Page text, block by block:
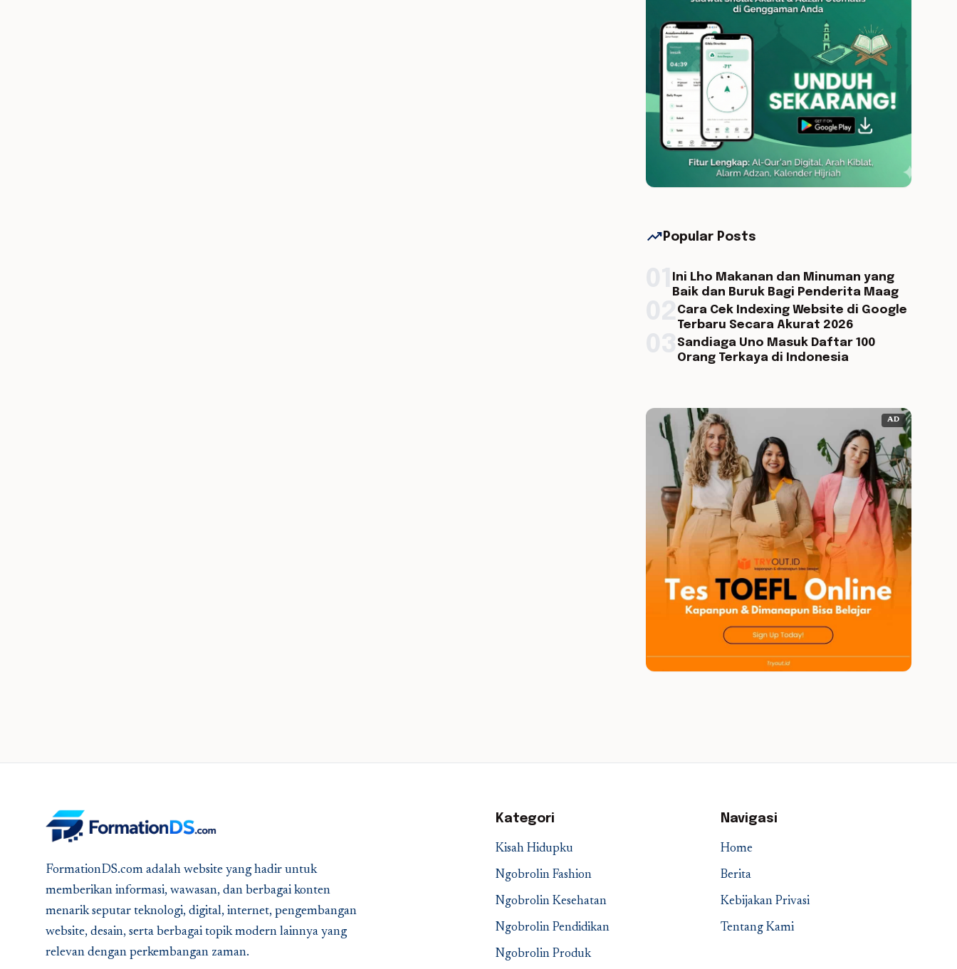
trending_up Popular Posts
Ini Lho Makanan dan Minuman yang
Baik dan Buruk Bagi Penderita Maag
Cara Cek Indexing Website di Google
Terbaru Secara Akurat 2026
Sandiaga Uno Masuk Daftar 100
Orang Terkaya di Indonesia
AD
FormationDS.com adalah website yang hadir untuk
memberikan informasi, wawasan, dan berbagai konten
menarik seputar teknologi, digital, internet, pengembangan
website, desain, serta berbagai topik modern lainnya yang
relevan dengan perkembangan zaman.
Kategori
Kisah Hidupku
Ngobrolin Fashion
Ngobrolin Kesehatan
Ngobrolin Pendidikan
Ngobrolin Produk
Navigasi
Home
Berita
Kebijakan Privasi
Tentang Kami